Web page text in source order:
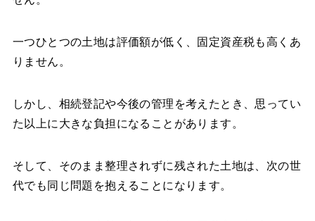
一つひとつの土地は評価額が低く、固定資産税も高くあ
りません。
しかし、相続登記や今後の管理を考えたとき、思ってい
た以上に大きな負担になることがあります。
そして、そのまま整理されずに残された土地は、次の世
代でも同じ問題を抱えることになります。